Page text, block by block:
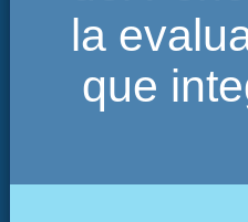
la
que